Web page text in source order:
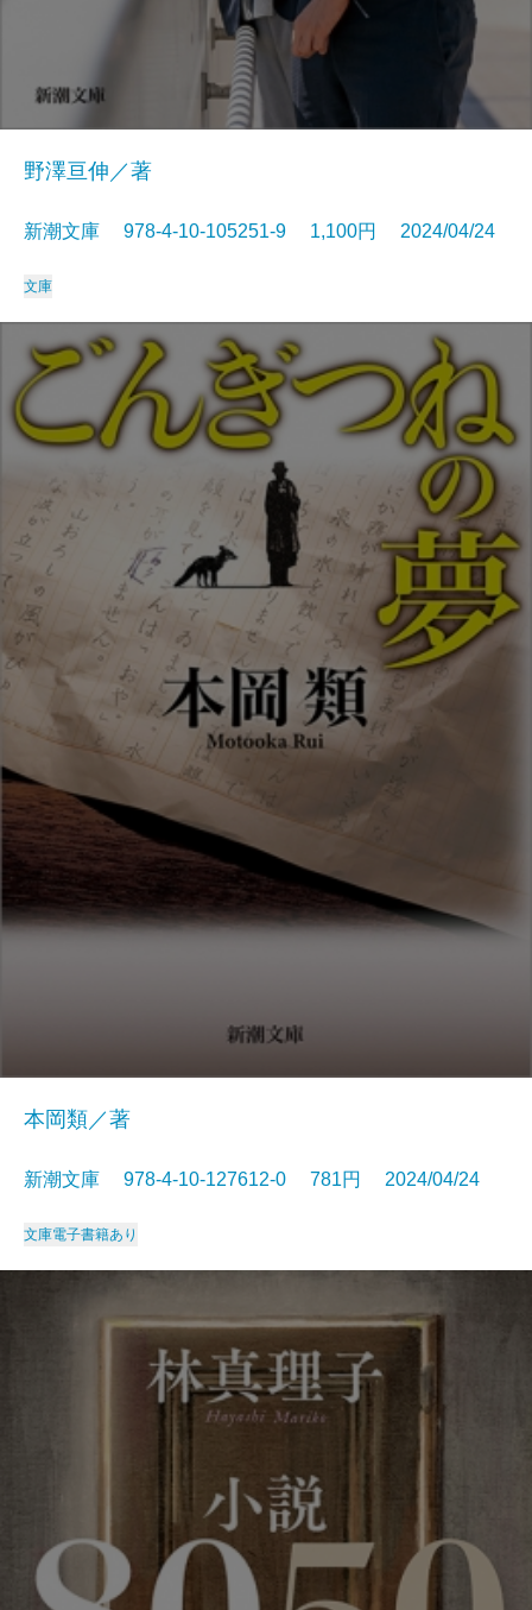
野澤亘伸／著
新潮文庫 978-4-10-105251-9 1,100円 2024/04/24
文庫
本岡類／著
新潮文庫 978-4-10-127612-0 781円 2024/04/24
文庫電子書籍あり